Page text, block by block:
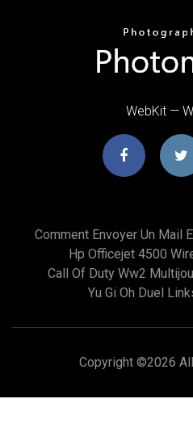
WebKit —
Comment Envoyer Un Mail
Hp Officejet 4500
Call Of Duty Ww2
Yu Gi Oh Duel
Copyright ©2026